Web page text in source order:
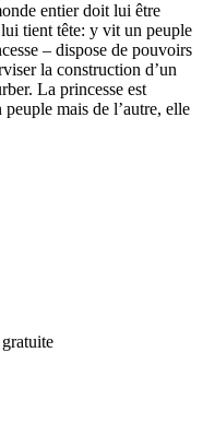
entier doit lui être
tient tête: y vit un peuple
– dispose de pouvoirs
la construction d’un
La princesse est
mais de l’autre, elle